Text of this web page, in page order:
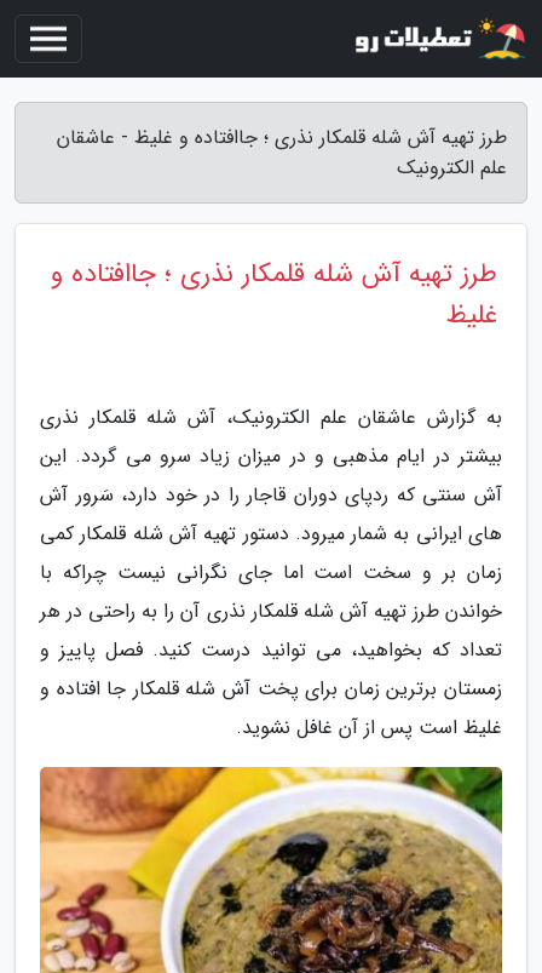
طرز تهیه آش شله قلمکار نذری ؛ جاافتاده و غلیظ - عاشقان
علم الکترونیک
طرز تهیه آش شله قلمکار نذری ؛ جاافتاده و
غلیظ
به گزارش عاشقان علم الکترونیک، آش شله قلمکار نذری
بیشتر در ایام مذهبی و در میزان زیاد سرو می گردد. این
آش سنتی که ردپای دوران قاجار را در خود دارد، سَرور آش
های ایرانی به شمار میرود. دستور تهیه آش شله قلمکار کمی
زمان بر و سخت است اما جای نگرانی نیست چراکه با
خواندن طرز تهیه آش شله قلمکار نذری آن را به راحتی در هر
تعداد که بخواهید، می توانید درست کنید. فصل پاییز و
زمستان برترین زمان برای پخت آش شله قلمکار جا افتاده و
غلیظ است پس از آن غافل نشوید.